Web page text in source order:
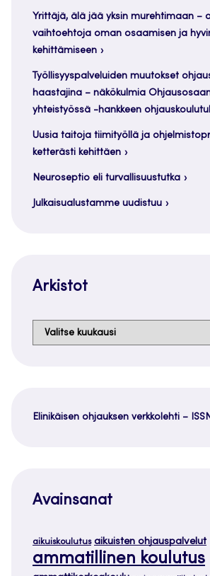
Yrittäjä, älä jää yksin murehtimaan –
vaihtoehtoja oman osaamisen ja
kehittämiseen
Työllisyyspalveluiden muutokset
haastajina – näkökulmia
yhteistyössä -hankkeen
Uusia taitoja tiimityöllä ja
ketterästi kehittäen
Neuroseptio eli turvallisuustutka
Julkaisualustamme uudistuu
Arkistot
Arkistot
Elinikäisen ohjauksen verkkolehti –
Avainsanat
aikuiskoulutus aikuisten ohjauspalvelut
ammatillinen koulutus